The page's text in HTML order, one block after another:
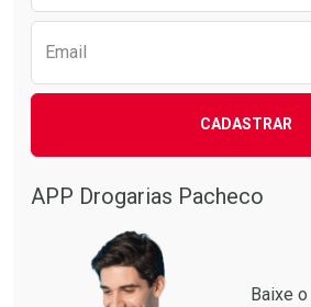
Email
CADASTRAR
APP Drogarias Pacheco
Baixe o